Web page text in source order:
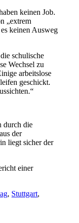
keinen Job.
„extrem
keinen Ausweg
schulische
Wechsel zu
arbeitslose
geschickt.
durch die
der
liegt sicher der
einer
, Stuttgart,